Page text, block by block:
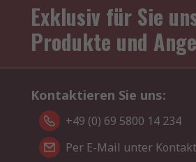
Exklusiv für Sie
Produkte und
Kontaktieren Sie uns:
+49 (0) 69 5800 14 234
Per E-Mail unter Kontakt